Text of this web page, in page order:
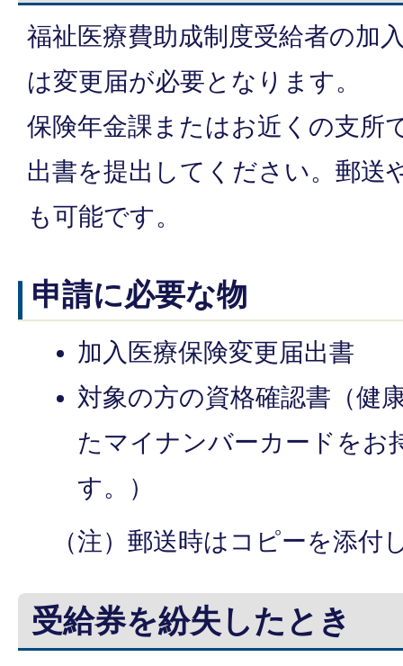
福祉医療費助成制度受給者の加
は変更届が必要となります。
保険年金課またはお近くの支所
出書を提出してください。郵送
も可能です。
申請に必要な物
加入医療保険変更届出書
対象の方の資格確認書（健
たマイナンバーカードをお
す。）
（注）郵送時はコピーを添付
受給券を紛失したとき